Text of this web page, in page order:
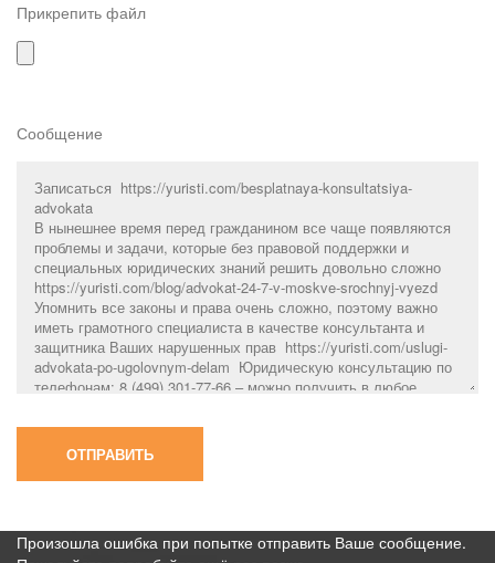
Прикрепить файл
Сообщение
Произошла ошибка при попытке отправить Ваше сообщение.